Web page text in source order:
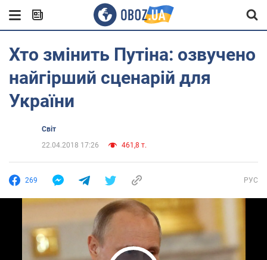
Хто змінить Путіна: озвучено
найгірший сценарій для
України
Світ
22.04.2018 17:26
461,8 т.
269 РУС